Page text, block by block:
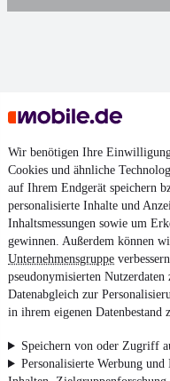
Wir benötigen Ihre
Cookies und ähnliche
auf Ihrem Endgerät speichern
personalisierte Inhalte und
Inhaltsmessungen sowie um
gewinnen. Außerdem können
Unternehmensgruppe
pseudonymisierten
Datenabgleich zur
in ihrem eigenen Datenbestand
Speichern von oder Zugriff
Personalisierte Werbung